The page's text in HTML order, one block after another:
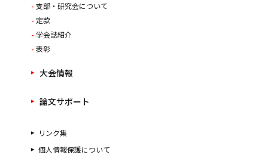
支部・研究会について
定款
学会誌紹介
表彰
大会情報
論文サポート
リンク集
個人情報保護について